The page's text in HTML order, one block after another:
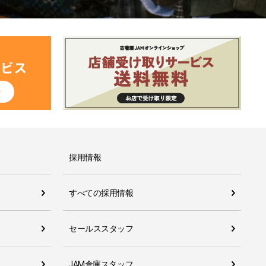
採用情報
すべての採用情報
セールススタッフ